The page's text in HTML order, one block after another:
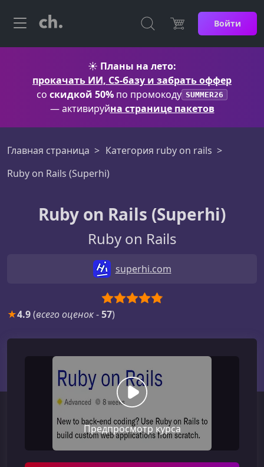
Войти
☀️ Планы на лето:
прокачать ИИ, CS-базу и забрать оффер
со скидкой 50% по промокоду SUMMER26
— активируйна странице пакетов
Главная страница
Категория ruby on rails
Ruby on Rails (Superhi)
Ruby on Rails (Superhi)
Ruby on Rails
superhi.com
★4.9(всего оценок-57)
Предпросмотр курса